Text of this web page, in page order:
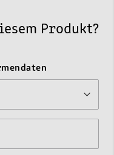
Produkt?